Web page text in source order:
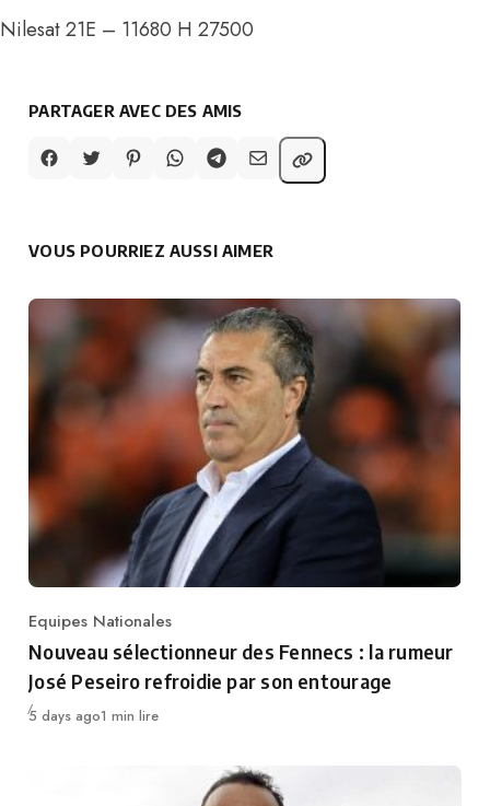
Nilesat 21E – 11680 H 27500
PARTAGER AVEC DES AMIS
VOUS POURRIEZ AUSSI AIMER
Category
Equipes Nationales
Nouveau sélectionneur des Fennecs : la rumeur
José Peseiro refroidie par son entourage
Publié
5 days ago1 min lire